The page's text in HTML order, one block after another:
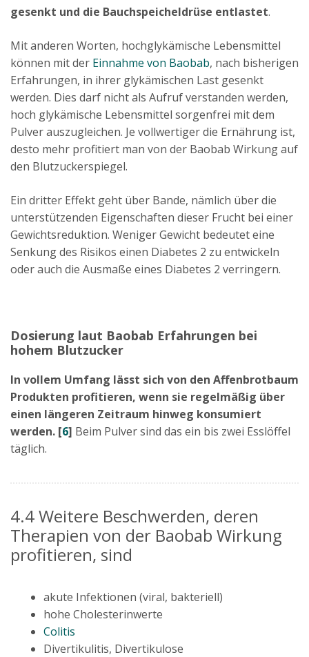
gesenkt und die Bauchspeicheldrüse entlastet.
Mit anderen Worten, hochglykämische Lebensmittel
können mit der Einnahme von Baobab, nach bisherigen
Erfahrungen, in ihrer glykämischen Last gesenkt
werden. Dies darf nicht als Aufruf verstanden werden,
hoch glykämische Lebensmittel sorgenfrei mit dem
Pulver auszugleichen. Je vollwertiger die Ernährung ist,
desto mehr profitiert man von der Baobab Wirkung auf
den Blutzuckerspiegel.
Ein dritter Effekt geht über Bande, nämlich über die
unterstützenden Eigenschaften dieser Frucht bei einer
Gewichtsreduktion. Weniger Gewicht bedeutet eine
Senkung des Risikos einen Diabetes 2 zu entwickeln
oder auch die Ausmaße eines Diabetes 2 verringern.
Dosierung laut Baobab Erfahrungen bei
hohem Blutzucker
In vollem Umfang lässt sich von den Affenbrotbaum
Produkten profitieren, wenn sie regelmäßig über
einen längeren Zeitraum hinweg konsumiert
werden. [6] Beim Pulver sind das ein bis zwei Esslöffel
täglich.
4.4 Weitere Beschwerden, deren
Therapien von der Baobab Wirkung
profitieren, sind
akute Infektionen (viral, bakteriell)
hohe Cholesterinwerte
Colitis
Divertikulitis, Divertikulose